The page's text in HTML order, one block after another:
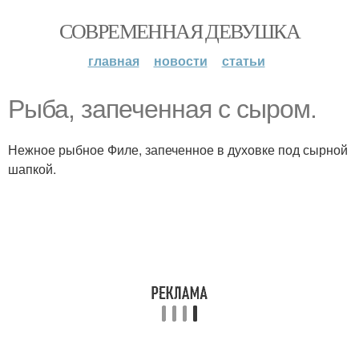
СОВРЕМЕННАЯ ДЕВУШКА
главная новости статьи
Рыба, запеченная с сыром.
Нежное рыбное Филе, запеченное в духовке под сырной
шапкой.